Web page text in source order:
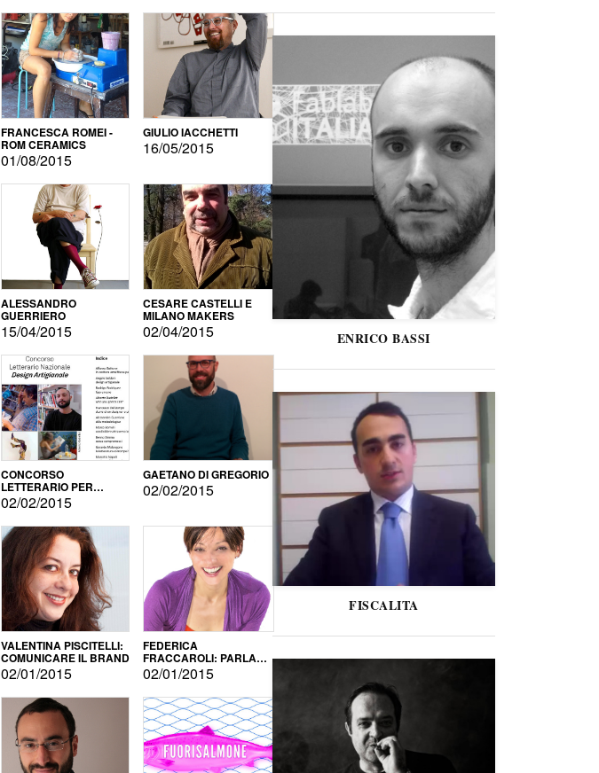
FRANCESCA ROMEI -
ROM CERAMICS
01/08/2015
GIULIO IACCHETTI
16/05/2015
ALESSANDRO
GUERRIERO
15/04/2015
CESARE CASTELLI E
MILANO MAKERS
02/04/2015
CONCORSO
LETTERARIO PER
DESIGNER
02/02/2015
GAETANO DI GREGORIO
02/02/2015
VALENTINA PISCITELLI:
COMUNICARE IL BRAND
02/01/2015
FEDERICA
FRACCAROLI: PARLARE
LINGUE DIVERSE
02/01/2015
ENRICO BASSI
FISCALITA